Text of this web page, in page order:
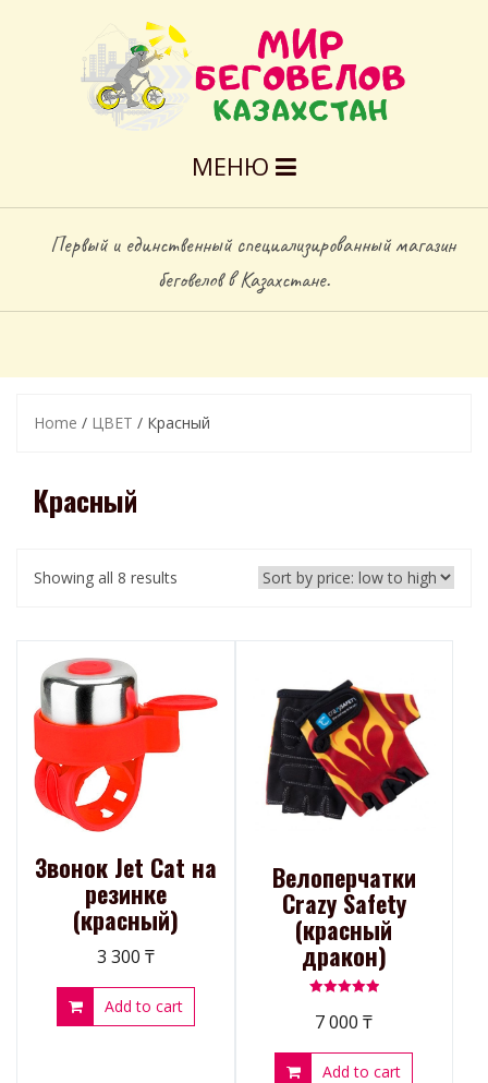
МЕНЮ
Первый и единственный специализированный магазин
беговелов в Казахстане.
Home / ЦВЕТ / Красный
Красный
Showing all 8 results
Звонок Jet Cat на
резинке
(красный)
3 300 ₸
Add to cart
Велоперчатки
Crazy Safety
(красный
дракон)
5.00
out of 5
7 000₸
Add to cart